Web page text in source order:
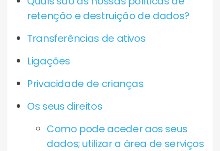
retenção e destruição de dados?
Transferências de ativos
Ligações
Privacidade de crianças
Os seus direitos
Como pode aceder aos seus
dados; utilizar a área de serviços